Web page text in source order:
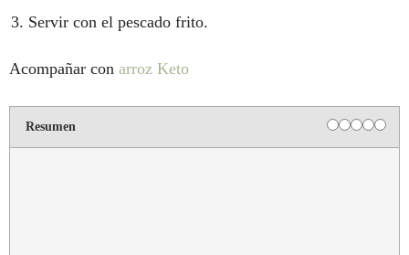
Servir con el pescado frito.
Acompañar con arroz Keto
Resumen